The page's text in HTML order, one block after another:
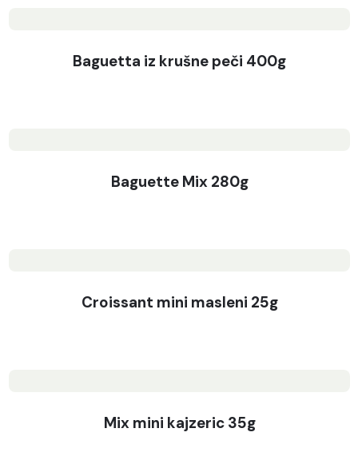
Baguetta iz krušne peči 400g
Baguette Mix 280g
Croissant mini masleni 25g
Mix mini kajzeric 35g